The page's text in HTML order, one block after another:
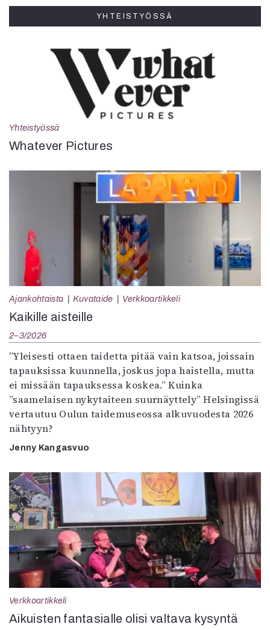
YHTEISTYÖSSÄ
Yhteistyössä
Whatever Pictures
Ajankohtaista Kuvataide Verkkoartikkeli
Kaikille aisteille
2–3/2026
”Yleisesti ottaen taidetta pitää vain katsoa, joissain
tapauksissa kuunnella, joskus jopa haistella, mutta
ei missään tapauksessa koskea.” Kuinka
”saamelaisen nykytaiteen suurnäyttely” Helsingissä
vertautuu Oulun taidemuseossa alkuvuodesta 2026
nähtyyn?
Jenny Kangasvuo
Verkkoartikkeli
Aikuisten fantasialle olisi valtava kysyntä